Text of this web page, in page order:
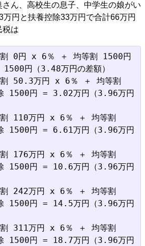
ん、高校生の息子、中学生の娘がい
万円と扶養控除33万円で合計66万円
税は
割 0円 x 6％ ＋ 均等割 1500円
円（3.48万円の差額）
割 50.3万円 x 6％ ＋ 均等割
1500円 = 3.02万円（3.96万円
割 110万円 x 6％ ＋ 均等割
1500円 = 6.61万円（3.96万円
割 176万円 x 6％ ＋ 均等割
1500円 = 10.6万円（3.96万円
割 242万円 x 6％ ＋ 均等割
1500円 = 14.5万円（3.96万円
割 311万円 x 6％ ＋ 均等割
1500円 = 18.7万円（3.96万円